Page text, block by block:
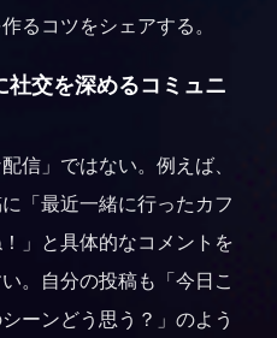
るコツをシェアする。
社交を深めるコミュニ
信」ではない。例えば、
「最近一緒に行ったカフ
」と具体的なコメントを
。自分の投稿も「今日こ
ーンどう思う？」のよう